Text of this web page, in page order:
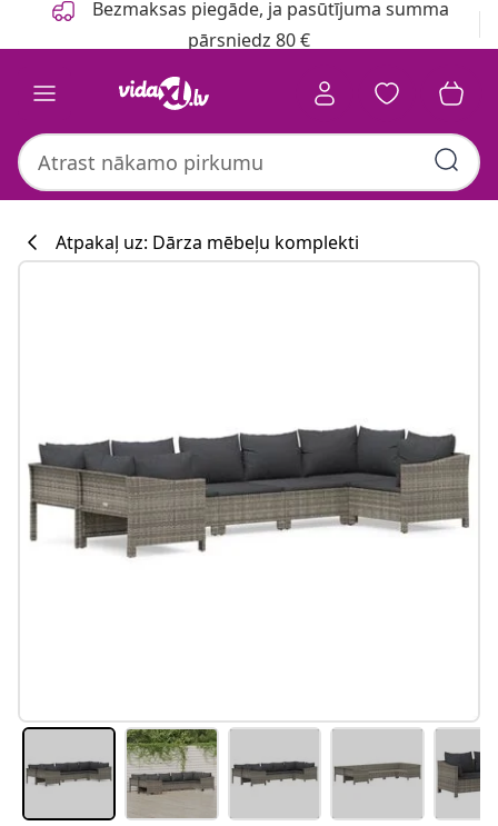
Bezmaksas piegāde, ja pasūtījuma summa
pārsniedz 80 €
Atpakaļ uz: Dārza mēbeļu komplekti